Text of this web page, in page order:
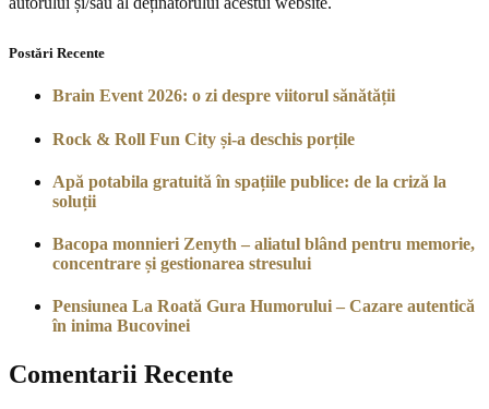
Postări Recente
Brain Event 2026: o zi despre viitorul sănătății
Rock & Roll Fun City și-a deschis porțile
Apă potabila gratuită în spațiile publice: de la criză la
soluții
Bacopa monnieri Zenyth – aliatul blând pentru memorie,
concentrare și gestionarea stresului
Pensiunea La Roată Gura Humorului – Cazare autentică
în inima Bucovinei
Comentarii Recente